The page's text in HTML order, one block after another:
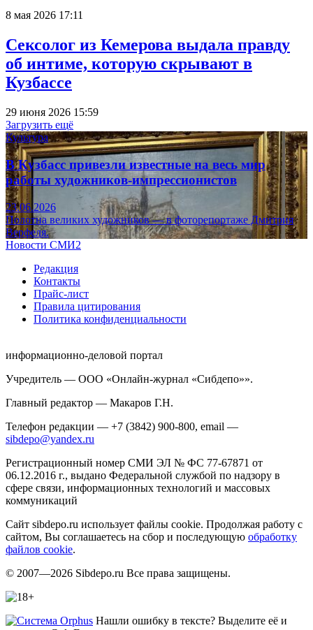
8 мая 2026 17:11
Сексолог из Кемерова выдала правду
об интиме, которую скрывают в
Кузбассе
29 июня 2026 15:59
Загрузить ещё
Культура
В Кузбасс привезли известные на весь мир
работы художников-импрессионистов
23.06.2026
Полотна великих художников — в фоторепортаже Дмитрия
Верфеля.
Новости СМИ2
Редакция
Контакты
Прайс-лист
Правила цитирования
Политика конфиденциальности
информационно-деловой портал
Учредитель — ООО «Онлайн-журнал «Сибдепо»».
Главный редактор — Макаров Г.Н.
Телефон редакции — +7 (3842) 900-800, email —
sibdepo@yandex.ru
Регистрационный номер СМИ ЭЛ № ФС 77-67871 от
06.12.2016 г., выдано Федеральной службой по надзору в
сфере связи, информационных технологий и массовых
коммуникаций
Сайт sibdepo.ru использует файлы cookie. Продолжая работу с
сайтом, Вы соглашаетесь на сбор и последующую обработку
файлов cookie.
© 2007—2026 Sibdepo.ru Все права защищены.
Нашли ошибку в тексте? Выделите её и